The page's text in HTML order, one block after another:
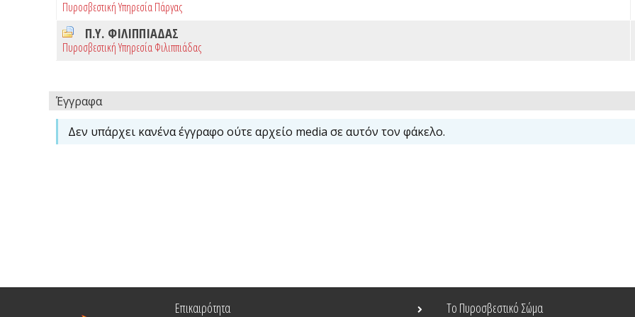
Πυροσβεστική Υπηρεσία Πάργας
Π.Υ. ΦΙΛΙΠΠΙΑΔΑΣ
Πυροσβεστική Υπηρεσία Φιλιππιάδας
Έγγραφα
Δεν υπάρχει κανένα έγγραφο ούτε αρχείο media σε αυτόν τον φάκελο.
Επικαιρότητα Το Πυροσβεστικό Σώμα